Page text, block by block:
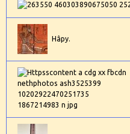
Hâpy.